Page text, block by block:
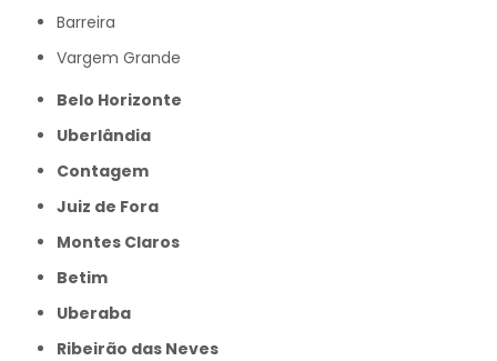
Barreira
Vargem Grande
Belo Horizonte
Uberlândia
Contagem
Juiz de Fora
Montes Claros
Betim
Uberaba
Ribeirão das Neves